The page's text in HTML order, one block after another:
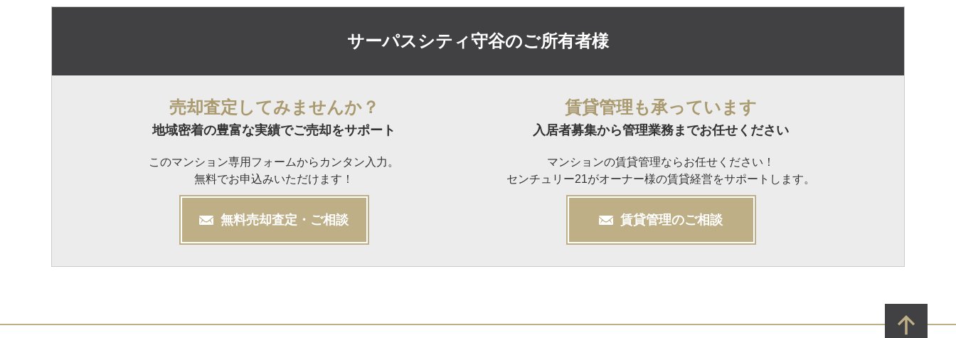
サーパスシティ守谷のご所有者様
売却査定してみませんか？
地域密着の豊富な実績でご売却をサポート
このマンション専用フォームからカンタン入力。
無料でお申込みいただけます！
無料売却査定・ご相談
賃貸管理も承っています
入居者募集から管理業務までお任せください
マンションの賃貸管理ならお任せください！
センチュリー21がオーナー様の賃貸経営をサポートします。
賃貸管理のご相談